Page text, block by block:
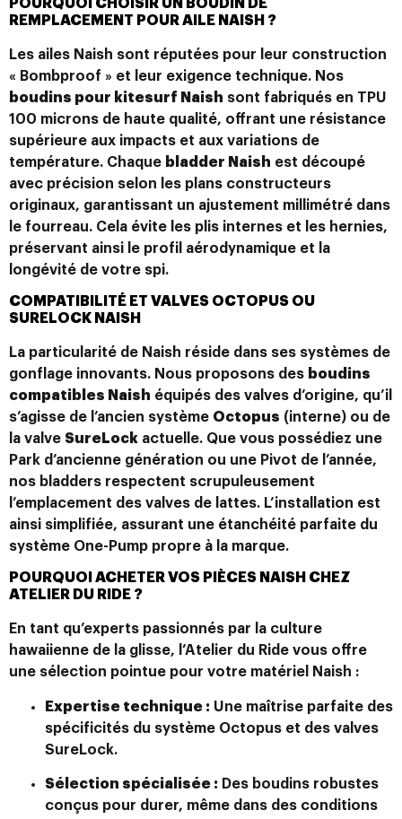
POURQUOI CHOISIR UN BOUDIN DE
REMPLACEMENT POUR AILE NAISH ?
Les ailes Naish sont réputées pour leur construction
« Bombproof » et leur exigence technique. Nos
boudins pour kitesurf Naish sont fabriqués en TPU
100 microns de haute qualité, offrant une résistance
supérieure aux impacts et aux variations de
température. Chaque bladder Naish est découpé
avec précision selon les plans constructeurs
originaux, garantissant un ajustement millimétré dans
le fourreau. Cela évite les plis internes et les hernies,
préservant ainsi le profil aérodynamique et la
longévité de votre spi.
COMPATIBILITÉ ET VALVES OCTOPUS OU
SURELOCK NAISH
La particularité de Naish réside dans ses systèmes de
gonflage innovants. Nous proposons des boudins
compatibles Naish équipés des valves d’origine, qu’il
s’agisse de l’ancien système Octopus (interne) ou de
la valve SureLock actuelle. Que vous possédiez une
Park d’ancienne génération ou une Pivot de l’année,
nos bladders respectent scrupuleusement
l’emplacement des valves de lattes. L’installation est
ainsi simplifiée, assurant une étanchéité parfaite du
système One-Pump propre à la marque.
POURQUOI ACHETER VOS PIÈCES NAISH CHEZ
ATELIER DU RIDE ?
En tant qu’experts passionnés par la culture
hawaiienne de la glisse, l’Atelier du Ride vous offre
une sélection pointue pour votre matériel Naish :
Expertise technique : Une maîtrise parfaite des
spécificités du système Octopus et des valves
SureLock.
Sélection spécialisée : Des boudins robustes
conçus pour durer, même dans des conditions